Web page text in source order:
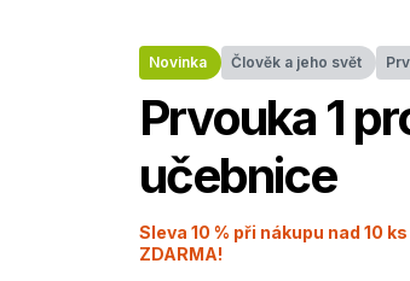
Novinka Člověk a jeho svět
Prvouka 1
učebnice
Sleva 10 % při nákupu nad 10
ZDARMA!